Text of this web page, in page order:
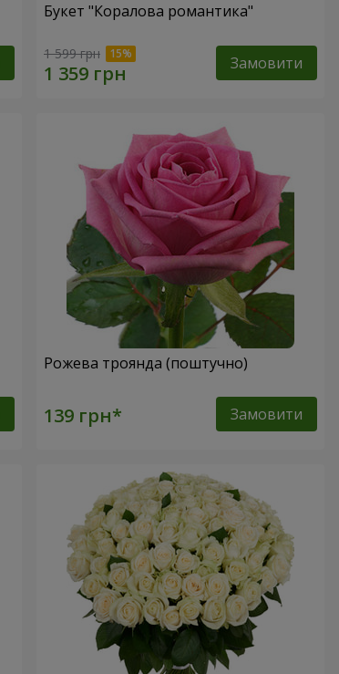
Букет "Коралова романтика"
1 599 грн Замовити
Рожева троянда (поштучно)
Замовити